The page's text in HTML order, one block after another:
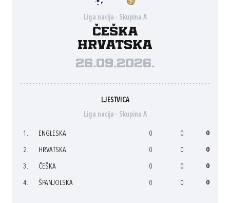
Liga nacija - Skupina A
Češka
Hrvatska
26.09.2026.
LJESTVICA
Liga nacija - Skupina A
1. ENGLESKA 0 0 0
2. HRVATSKA 0 0 0
3. ČEŠKA 0 0 0
4. ŠPANJOLSKA 0 0 0